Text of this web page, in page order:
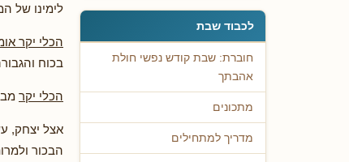
לכבוד שבת
חוברת: שבת קודש נפשי חולת
אהבתך
מתכונים
מדריך למתחילים
לימינו של
הכלי יקר
בכוח
הכלי יקר
אצל יצחק,
הבכור